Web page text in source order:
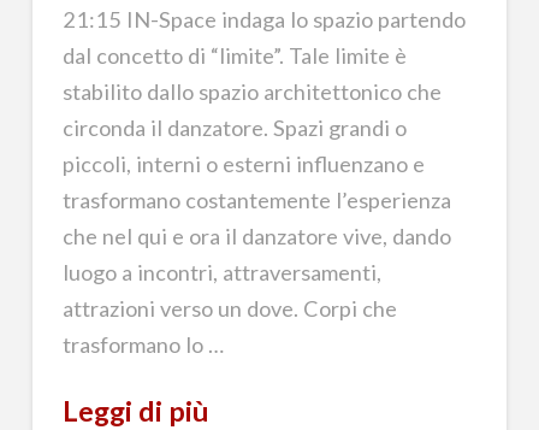
21:15 IN-Space indaga lo spazio partendo
dal concetto di “limite”. Tale limite è
stabilito dallo spazio architettonico che
circonda il danzatore. Spazi grandi o
piccoli, interni o esterni influenzano e
trasformano costantemente l’esperienza
che nel qui e ora il danzatore vive, dando
luogo a incontri, attraversamenti,
attrazioni verso un dove. Corpi che
trasformano lo …
Leggi di più